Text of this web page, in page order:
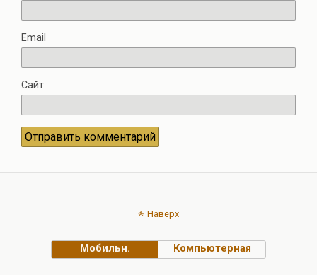
Email
Сайт
Наверх
Мобильн. Компьютерная